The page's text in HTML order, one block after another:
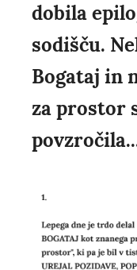
dobila
sodišču.
Bogataj in
za prostor